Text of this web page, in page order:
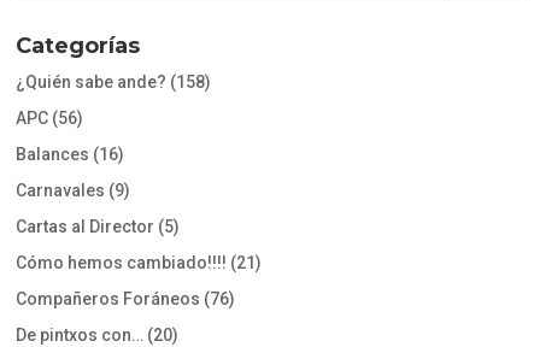
Categorías
¿Quién sabe ande? (158)
APC (56)
Balances (16)
Carnavales (9)
Cartas al Director (5)
Cómo hemos cambiado!!!! (21)
Compañeros Foráneos (76)
De pintxos con… (20)